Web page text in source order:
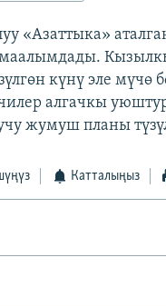
«Азаттыка»
күнү эле
алгачкы
жумуш планы
Катталыңыз